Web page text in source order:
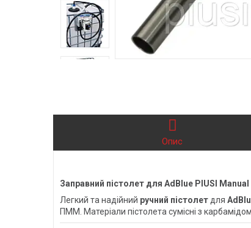
Опис
Заправний пістолет для AdBlue PIUSI
Легкий та надійний ручний пістолет для
ПММ. Матеріали пістолета сумісні з